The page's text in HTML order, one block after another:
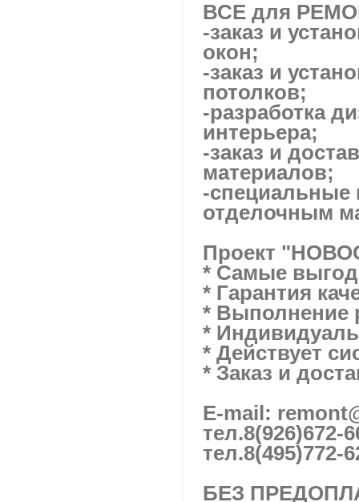
ВСЕ для
-заказ и
окон;
-заказ и
потолков;
-разработка
интерьера;
-заказ и
материалов;
-специальные
отделочным
Проект
* Самые
* Гарантия
* Выполнение
*
* Действует
* Заказ и
E-mail:
тел.8(926)672-
тел.8(495)772-
БЕЗ